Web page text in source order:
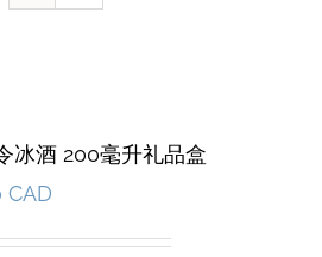
冰酒 200毫升礼品盒
CAD